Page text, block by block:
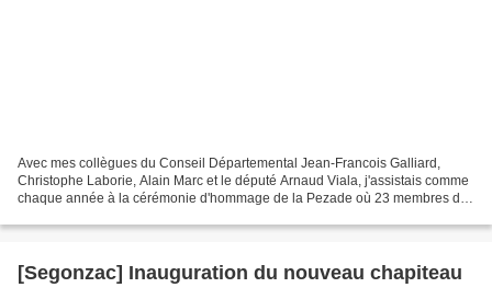
Avec mes collègues du Conseil Départemental Jean-Francois Galliard,
Christophe Laborie, Alain Marc et le député Arnaud Viala, j'assistais comme
chaque année à la cérémonie d'hommage de la Pezade où 23 membres du
[Segonzac] Inauguration du nouveau chapiteau